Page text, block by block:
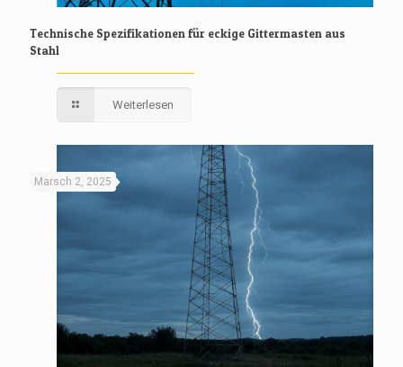
Technische Spezifikationen für eckige Gittermasten aus
Stahl
Weiterlesen
Marsch 2, 2025